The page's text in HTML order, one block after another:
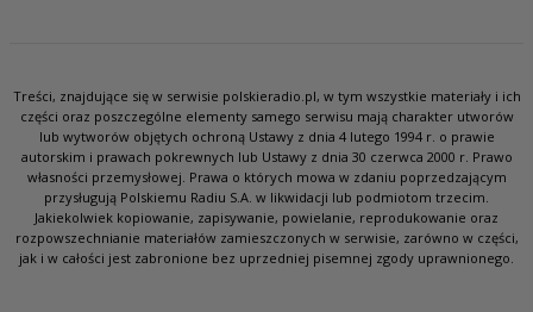
Treści, znajdujące się w serwisie polskieradio.pl, w tym wszystkie materiały i ich
części oraz poszczególne elementy samego serwisu mają charakter utworów
lub wytworów objętych ochroną Ustawy z dnia 4 lutego 1994 r. o prawie
autorskim i prawach pokrewnych lub Ustawy z dnia 30 czerwca 2000 r. Prawo
własności przemysłowej. Prawa o których mowa w zdaniu poprzedzającym
przysługują Polskiemu Radiu S.A. w likwidacji lub podmiotom trzecim.
Jakiekolwiek kopiowanie, zapisywanie, powielanie, reprodukowanie oraz
rozpowszechnianie materiałów zamieszczonych w serwisie, zarówno w części,
jak i w całości jest zabronione bez uprzedniej pisemnej zgody uprawnionego.